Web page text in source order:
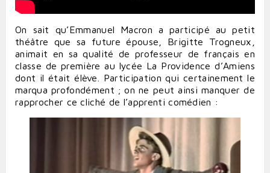
On sait qu’Emmanuel Macron a participé au petit
théâtre que sa future épouse, Brigitte Trogneux,
animait en sa qualité de professeur de français en
classe de première au lycée La Providence d’Amiens
dont il était élève. Participation qui certainement le
marqua profondément ; on ne peut ainsi manquer de
rapprocher ce cliché de l’apprenti comédien :